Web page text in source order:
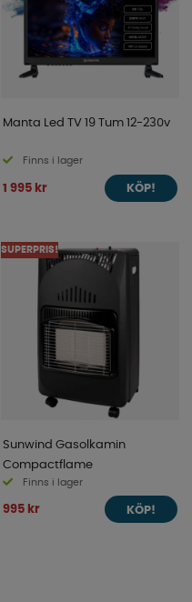
Manta Led TV 19 Tum 12-230v
Finns i lager
1 995 kr KÖP!
SUPERPRIS!
Sunwind Gasolkamin
Compactflame
Finns i lager
995 kr KÖP!